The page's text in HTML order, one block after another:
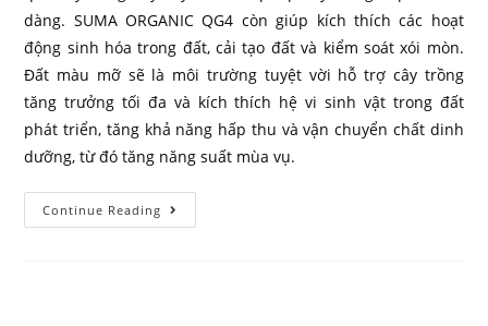
dàng. SUMA ORGANIC QG4 còn giúp kích thích các hoạt
động sinh hóa trong đất, cải tạo đất và kiểm soát xói mòn.
Đất màu mỡ sẽ là môi trường tuyệt vời hỗ trợ cây trồng
tăng trưởng tối đa và kích thích hệ vi sinh vật trong đất
phát triển, tăng khả năng hấp thu và vận chuyển chất dinh
dưỡng, từ đó tăng năng suất mùa vụ.
Continue Reading